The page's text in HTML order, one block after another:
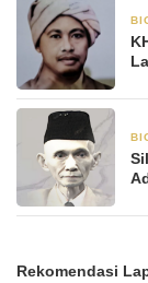
Rekomendasi